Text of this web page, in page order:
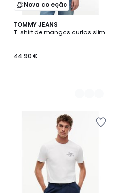
Nova coleção
TOMMY JEANS
T-shirt de mangas curtas slim
44.90 €
2
Cores